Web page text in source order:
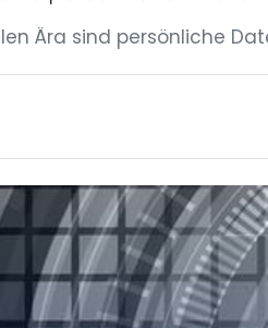
Ära sind persönliche